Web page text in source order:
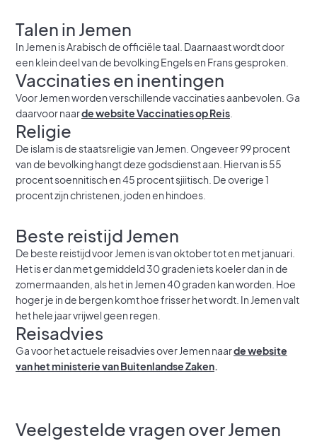
Talen in Jemen
In Jemen is Arabisch de officiële taal. Daarnaast wordt door
een klein deel van de bevolking Engels en Frans gesproken.
Vaccinaties en inentingen
Voor Jemen worden verschillende vaccinaties aanbevolen. Ga
daarvoor naarde website Vaccinaties op Reis
Religie
De islam is de staatsreligie van Jemen. Ongeveer 99 procent
van de bevolking hangt deze godsdienst aan. Hiervan is 55
procent soennitisch en 45 procent sjiitisch. De overige 1
procent zijn christenen, joden en hindoes.
Beste reistijd Jemen
De beste reistijd voor Jemen is van oktober tot en met januari.
Het is er dan met gemiddeld 30 graden iets koeler dan in de
zomermaanden, als het in Jemen 40 graden kan worden. Hoe
hoger je in de bergen komt hoe frisser het wordt. In Jemen valt
het hele jaar vrijwel geen regen.
Reisadvies
Ga voor het actuele reisadvies over Jemen naarde website
van het ministerie van Buitenlandse Zaken.
Veelgestelde vragen over Jemen